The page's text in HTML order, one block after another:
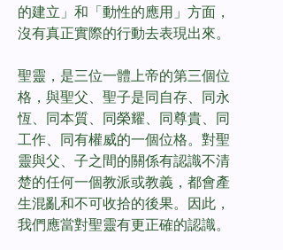
的建立」和「動性的應用」方面，
沒有真正實際的行動去表現出來。
聖靈，是三位一體上帝的第三個位
格，與聖父、聖子是同自存、同永
恆、同本質、同榮耀、同尊貴、同
工作、同有權威的一個位格。對聖
靈與父、子之間的關係有認識不清
楚的任何一個教派或教義，都會產
生混亂和不可收拾的後果。因此，
我們應當對聖靈有更正確的認識。